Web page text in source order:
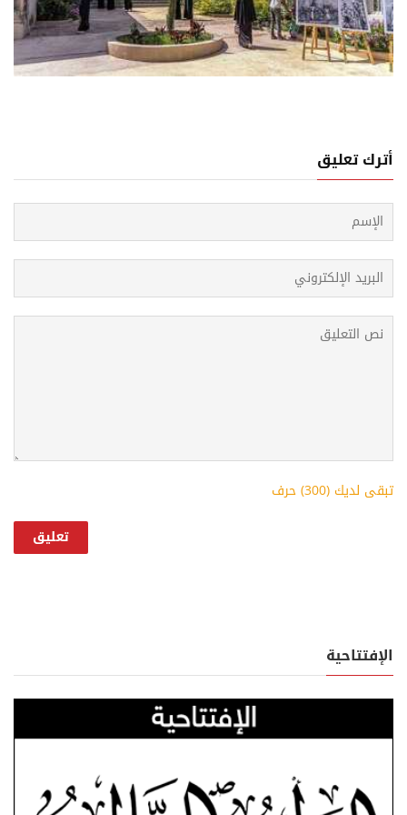
31 يوليو, 2026
الأسود لملف الابتعاث الخارجي للدراسية: فساد مالي
عائلي يهدر ملايين الدولارات
أترك تعليق
تبقى لديك (300) حرف
الإفتتاحية